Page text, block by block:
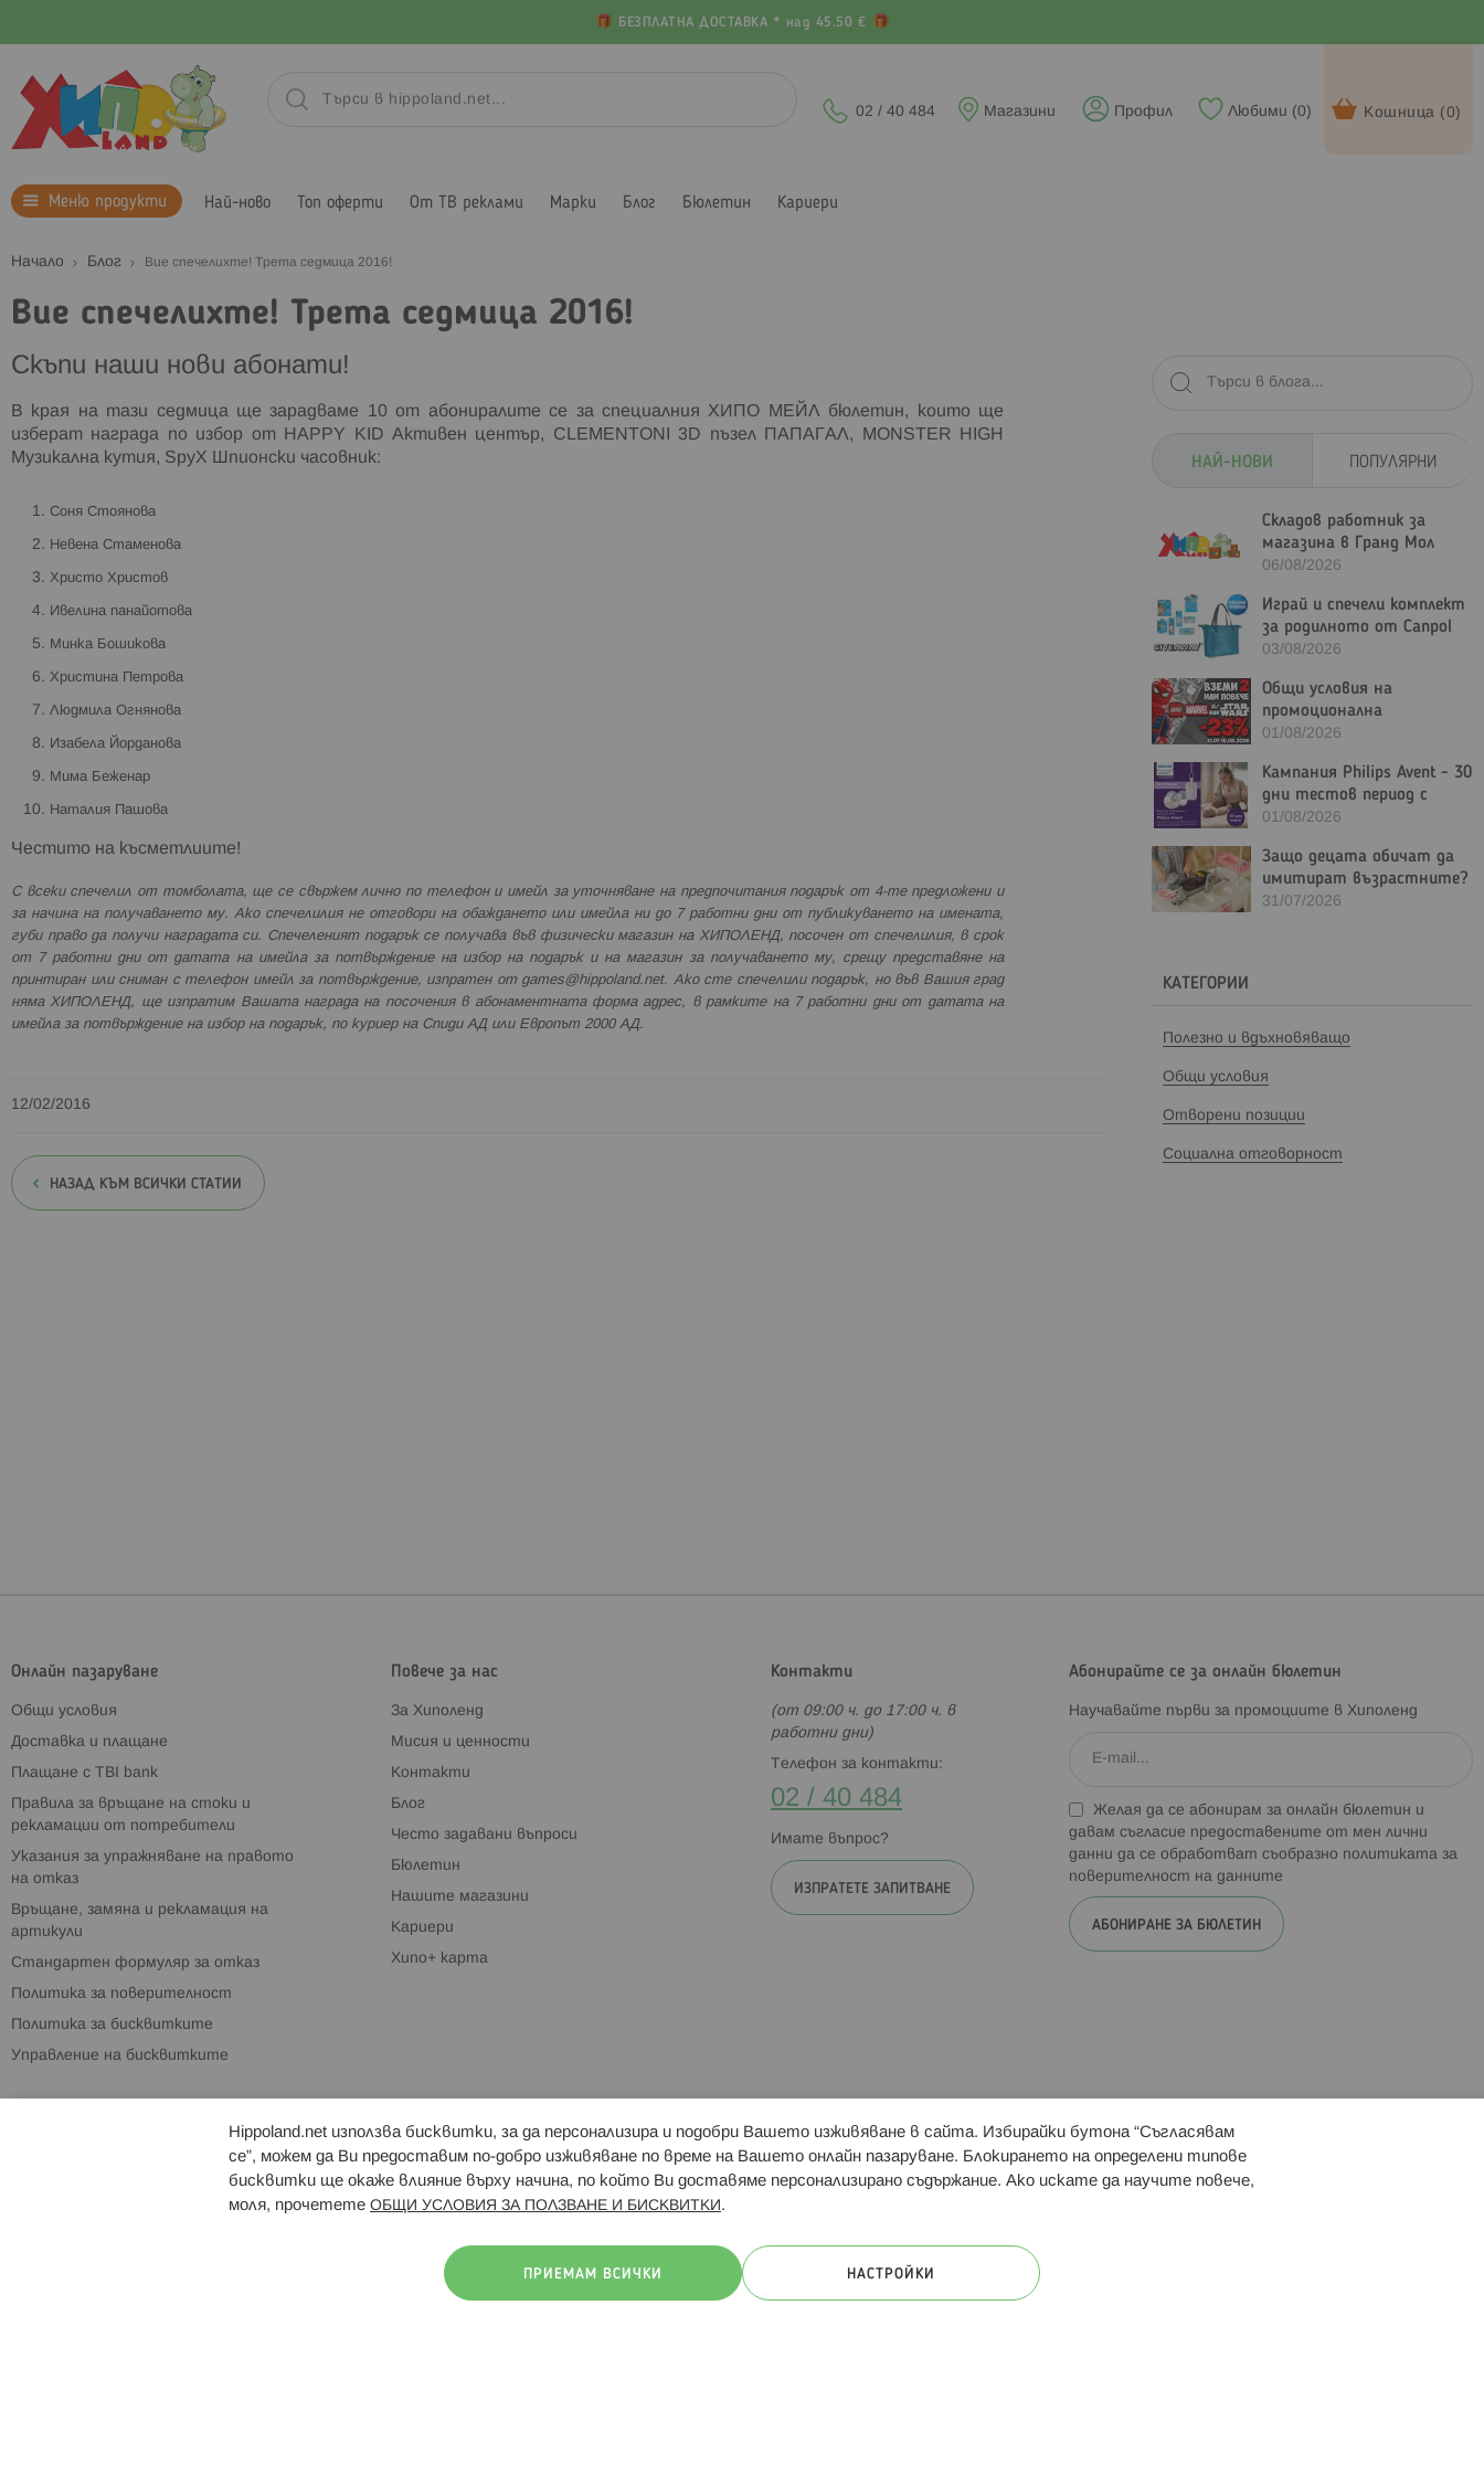
БЕЗПЛАТНА ДОСТАВКА * над 45.50 €
Кошница (0)
Любими (0)
Профил
Магазини
02 / 40 484
Меню продукти Най-ново Топ оферти От ТВ реклами Марки Блог Бюлетин Кариери
Начало Блог Вие спечелихте! Трета седмица 2016!
Вие спечелихте! Трета седмица 2016!
Скъпи наши нови абонати!
В края на тази седмица ще зарадваме 10 от абониралите се за специалния ХИПО МЕЙЛ бюлетин, които ще
изберат награда по избор от HAPPY KID Активен център, CLEMENTONI 3D пъзел ПАПАГАЛ, MONSTER HIGH
Музикална кутия, SpyX Шпионски часовник:
Соня Стоянова
Невена Стаменова
Христо Христов
Ивелина панайотова
Минка Бошикова
Христина Петрова
Людмила Огнянова
Изабела Йорданова
Мима Беженар
Наталия Пашова
Честито на късметлиите!
С всеки спечелил от томболата, ще се свържем лично по телефон и имейл за уточняване на предпочитания подарък от 4-те предложени и
за начина на получаването му. Ако спечелилия не отговори на обаждането или имейла ни до 7 работни дни от публикуването на имената,
губи право да получи наградата си. Спечеленият подарък се получава във физически магазин на ХИПОЛЕНД, посочен от спечелилия, в срок
от 7 работни дни от датата на имейла за потвърждение на избор на подарък и на магазин за получаването му, срещу представяне на
принтиран или сниман с телефон имейл за потвърждение, изпратен от games@hippoland.net. Ако сте спечелили подарък, но във Вашия град
няма ХИПОЛЕНД, ще изпратим Вашата награда на посочения в абонаментната форма адрес, в рамките на 7 работни дни от датата на
имейла за потвърждение на избор на подарък, по куриер на Спиди АД или Европът 2000 АД.
12/02/2016
НАЗАД КЪМ ВСИЧКИ СТАТИИ
НАЙ-НОВИ
Складов работник за
магазина в Гранд Мол
Варна
06/08/2026
Играй и спечели комплект
за родилното от Canpol
Bulgaria
03/08/2026
Общи условия на
промоционална
активност "Вземи 2 или
LEGO Star Wars с - 23%"
01/08/2026
Кампания Philips Avent - 30
дни тестов период с
гаранция за връщане на
01/08/2026
Защо децата обичат да
имитират възрастните?
Ролевите игри в
31/07/2026
ПОПУЛЯРНИ
КАТЕГОРИИ
Полезно и вдъхновяващо
Общи условия
Отворени позиции
Социална отговорност
Онлайн пазаруване
Общи условия
Доставка и плащане
Плащане с TBI bank
Правила за връщане на стоки и
рекламации от потребители
Указания за упражняване на правото
на отказ
Връщане, замяна и рекламация на
артикули
Стандартен формуляр за отказ
Политика за поверителност
Политика за бисквитките
Управление на бисквитките
Повече за нас
За Хиполенд
Мисия и ценности
Контакти
Блог
Често задавани въпроси
Бюлетин
Нашите магазини
Кариери
Хипо+ карта
Контакти
(от 09:00 ч. до 17:00 ч. в
работни дни)
Телефон за контакти:
02 / 40 484
Имате въпрос?
ИЗПРАТЕТЕ ЗАПИТВАНЕ
Абонирайте се за онлайн бюлетин
Научавайте първи за промоциите в Хиполенд
Желая да се абонирам за онлайн бюлетин и
давам съгласие предоставените от мен лични
данни да се обработват съобразно политиката за
поверителност на данните
АБОНИРАНЕ ЗА БЮЛЕТИН
Брошури Магазини Свързани сайтове: Hippoland.ro Последвайте ни:
Hippoland.net използва бисквитки, за да персонализира и подобри Вашето изживяване в сайта. Избирайки бутона “Съгласявам
се”, можем да Ви предоставим по-добро изживяване по време на Вашето онлайн пазаруване. Блокирането на определени типове
бисквитки ще окаже влияние върху начина, по който Ви доставяме персонализирано съдържание. Ако искате да научите повече,
моля, прочетете ОБЩИ УСЛОВИЯ ЗА ПОЛЗВАНЕ И БИСКВИТКИ .
ПРИЕМАМ ВСИЧКИ НАСТРОЙКИ